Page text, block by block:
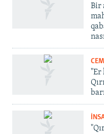
Bir
"Er